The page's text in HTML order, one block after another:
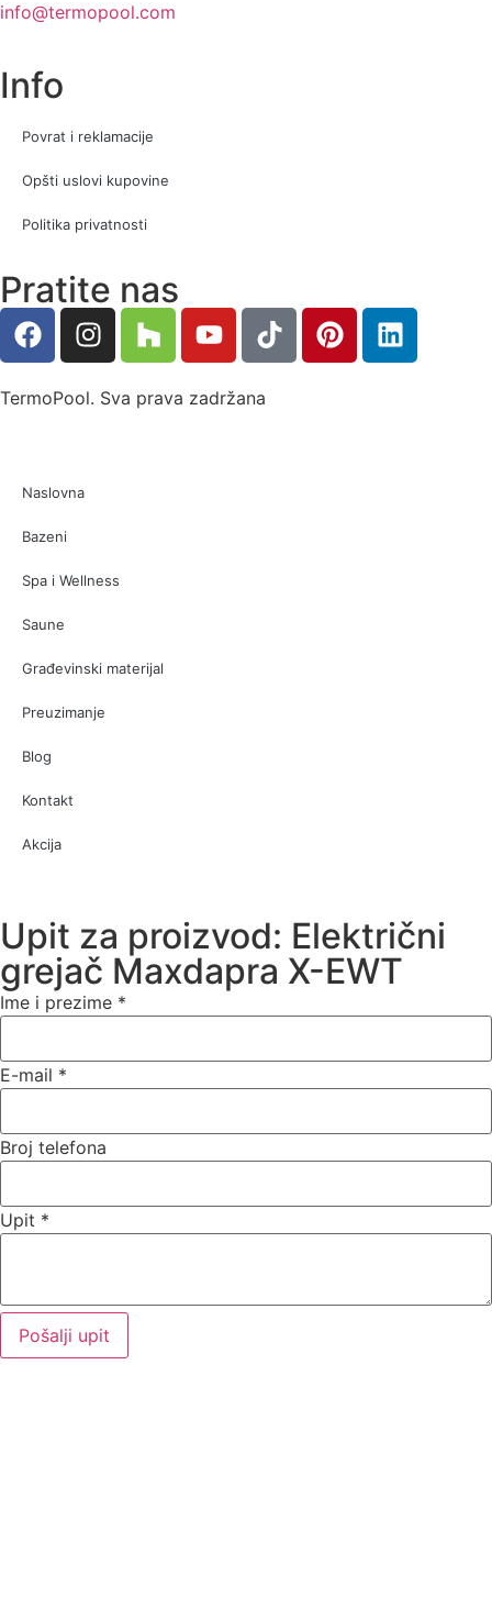
info@termopool.com
Info
Povrat i reklamacije
Opšti uslovi kupovine
Politika privatnosti
Pratite nas
TermoPool. Sva prava zadržana
Naslovna
Bazeni
Spa i Wellness
Saune
Građevinski materijal
Preuzimanje
Blog
Kontakt
Akcija
Upit za proizvod: Električni
grejač Maxdapra X-EWT
Ime i prezime *
E-mail *
Broj telefona
Upit *
Pošalji upit